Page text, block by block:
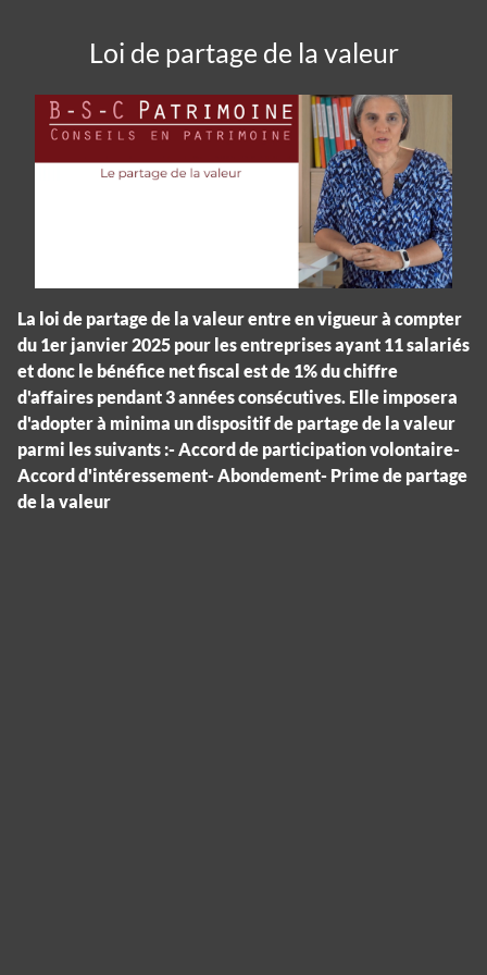
Loi de partage de la valeur
La loi de partage de la valeur entre en vigueur à compter
du 1er janvier 2025 pour les entreprises ayant 11 salariés
et donc le bénéfice net fiscal est de 1% du chiffre
d'affaires pendant 3 années consécutives. Elle imposera
d'adopter à minima un dispositif de partage de la valeur
parmi les suivants :- Accord de participation volontaire-
Accord d'intéressement- Abondement- Prime de partage
de la valeur